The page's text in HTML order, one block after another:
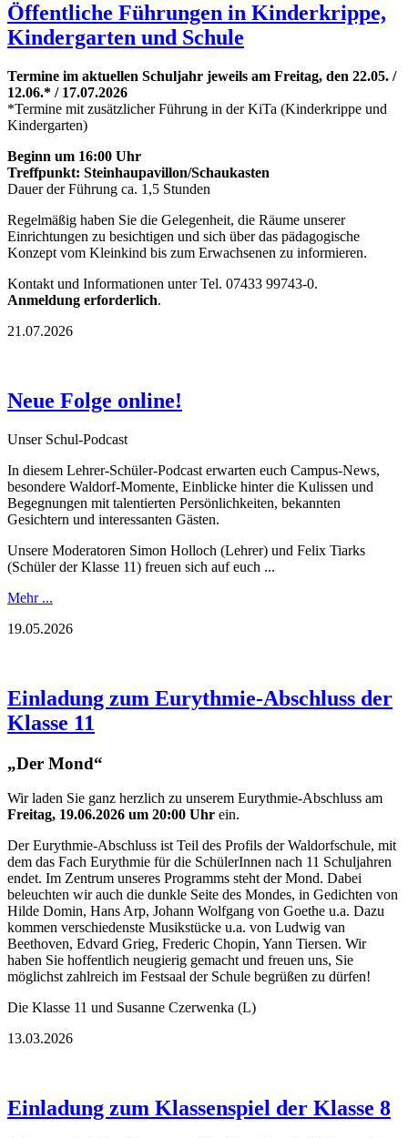
Öffentliche Führungen in Kinderkrippe,
Kindergarten und Schule
Termine im aktuellen Schuljahr jeweils am Freitag, den 22.05. /
12.06.* / 17.07.2026
*Termine mit zusätzlicher Führung in der KiTa (Kinderkrippe und
Kindergarten)
Beginn um 16:00 Uhr
Treffpunkt: Steinhaupavillon/Schaukasten
Dauer der Führung ca. 1,5 Stunden
Regelmäßig haben Sie die Gelegenheit, die Räume unserer
Einrichtungen zu besichtigen und sich über das pädagogische
Konzept vom Kleinkind bis zum Erwachsenen zu informieren.
Kontakt und Informationen unter Tel. 07433 99743-0.
Anmeldung erforderlich.
21.07.2026
Neue Folge online!
Unser Schul-Podcast
In diesem Lehrer-Schüler-Podcast erwarten euch Campus-News,
besondere Waldorf-Momente, Einblicke hinter die Kulissen und
Begegnungen mit talentierten Persönlichkeiten, bekannten
Gesichtern und interessanten Gästen.
Unsere Moderatoren Simon Holloch (Lehrer) und Felix Tiarks
(Schüler der Klasse 11) freuen sich auf euch ...
Mehr ...
19.05.2026
Einladung zum Eurythmie-Abschluss der
Klasse 11
„Der Mond“
Wir laden Sie ganz herzlich zu unserem Eurythmie-Abschluss am
Freitag, 19.06.2026 um 20:00 Uhr ein.
Der Eurythmie-Abschluss ist Teil des Profils der Waldorfschule, mit
dem das Fach Eurythmie für die SchülerInnen nach 11 Schuljahren
endet. Im Zentrum unseres Programms steht der Mond. Dabei
beleuchten wir auch die dunkle Seite des Mondes, in Gedichten von
Hilde Domin, Hans Arp, Johann Wolfgang von Goethe u.a. Dazu
kommen verschiedenste Musikstücke u.a. von Ludwig van
Beethoven, Edvard Grieg, Frederic Chopin, Yann Tiersen. Wir
haben Sie hoffentlich neugierig gemacht und freuen uns, Sie
möglichst zahlreich im Festsaal der Schule begrüßen zu dürfen!
Die Klasse 11 und Susanne Czerwenka (L)
13.03.2026
Einladung zum Klassenspiel der Klasse 8